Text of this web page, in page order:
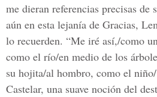
me dieran referencias precisas de
aún en esta lejanía de Gracias,
lo recuerden. “Me iré así,/como
como el río/en medio de los
su hojita/al hombro, como el
Castelar, una suave noción del